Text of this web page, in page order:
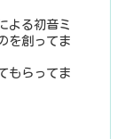
よる初音ミ
を創ってま
もらってま